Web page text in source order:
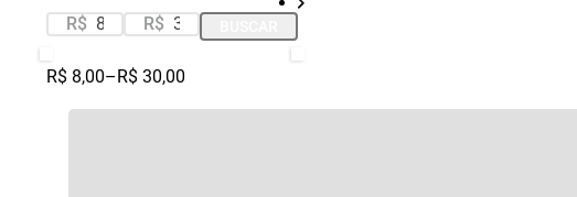
R$ R$
R$ 8,00–R$ 30,00